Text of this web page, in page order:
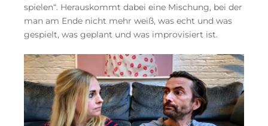
spielen“. Herauskommt dabei eine Mischung, bei der
man am Ende nicht mehr weiß, was echt und was
gespielt, was geplant und was improvisiert ist.